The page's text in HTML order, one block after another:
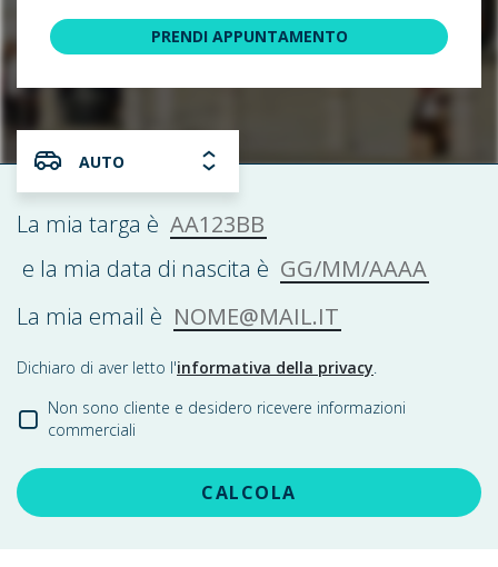
PRENDI APPUNTAMENTO
AUTO
La mia targa è AA123BB
e la mia data di nascita è GG/MM/AAAA
La mia email è NOME@MAIL.IT
Dichiaro di aver letto l'informativa della privacy.
Non sono cliente e desidero ricevere informazioni
commerciali
CALCOLA